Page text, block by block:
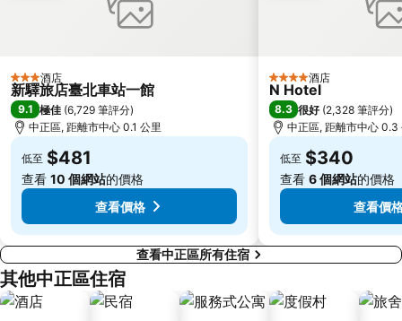
淡水老街
基隆廟口夜市
捷運民權西路站
頂溪捷運站
永康街
大直美麗華
台北橋捷運站
3 星級酒店
新驛旅店臺北車站一館
9.1 極佳 (6,729 筆評分)
中正區, 距離市中心 0.1 公里
低至 $481
查看 10 個網站的價格
查看價格
4 星級 酒店
N Hotel
8.3 很好 (2,328 筆評分)
中正區, 距離市中心 0.3
低至 $340
查看 6 個網站的價格
查看價
查看中正區所有住宿
其他中正區住宿